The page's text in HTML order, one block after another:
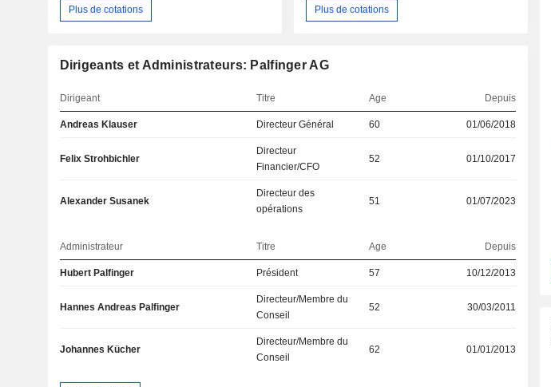
Plus de cotations Plus de cotations
Dirigeants et Administrateurs: Palfinger AG
Dirigeant Titre Age Depuis
Andreas Klauser Directeur Général 60 01/06/2018
Felix Strohbichler
Directeur
Financier/CFO
52 01/10/2017
Alexander Susanek
Directeur des
opérations
51 01/07/2023
Administrateur Titre Age Depuis
Hubert Palfinger Président 57 10/12/2013
Hannes Andreas Palfinger
Directeur/Membre du
Conseil
52 30/03/2011
Johannes Kücher
Directeur/Membre du
Conseil
62 01/01/2013